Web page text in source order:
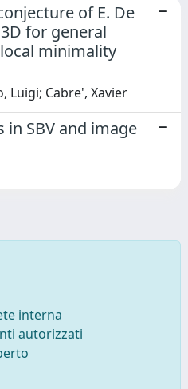
of E. De
for general
minimality
Luigi; Cabre', Xavier
SBV and image
interna
autorizzati